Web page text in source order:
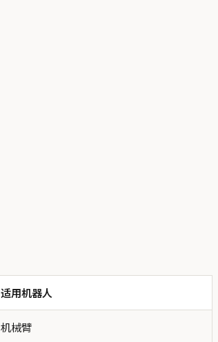
适用机器人
机械臂